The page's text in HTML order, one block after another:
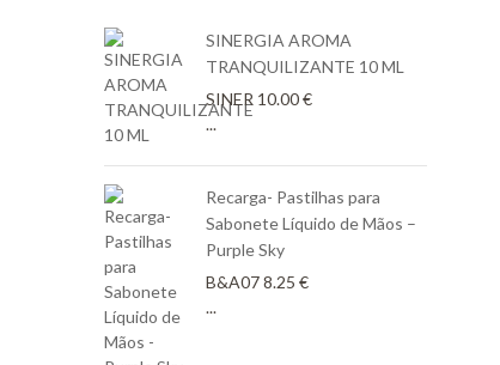
SINERGIA AROMA
TRANQUILIZANTE 10 ML
SINER 10.00€
...
Recarga- Pastilhas para
Sabonete Líquido de Mãos –
Purple Sky
B&A078.25 €
...